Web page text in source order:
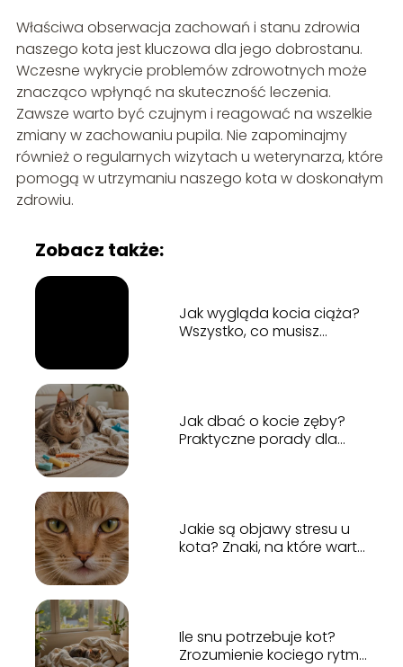
Właściwa obserwacja zachowań i stanu zdrowia
naszego kota jest kluczowa dla jego dobrostanu.
Wczesne wykrycie problemów zdrowotnych może
znacząco wpłynąć na skuteczność leczenia.
Zawsze warto być czujnym i reagować na wszelkie
zmiany w zachowaniu pupila. Nie zapominajmy
również o regularnych wizytach u weterynarza, które
pomogą w utrzymaniu naszego kota w doskonałym
zdrowiu.
Zobacz także:
Jak wygląda kocia ciąża?
Wszystko, co musisz
Jak dbać o kocie zęby?
Praktyczne porady dla
Jakie są objawy stresu u
kota? Znaki, na które warto
Ile snu potrzebuje kot?
Zrozumienie kociego rytmu